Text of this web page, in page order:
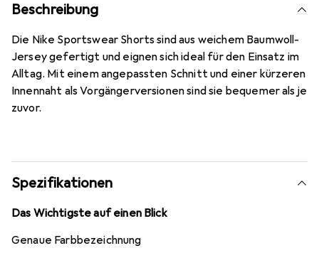
Beschreibung
Die Nike Sportswear Shorts sind aus weichem Baumwoll-
Jersey gefertigt und eignen sich ideal für den Einsatz im
Alltag. Mit einem angepassten Schnitt und einer kürzeren
Innennaht als Vorgängerversionen sind sie bequemer als je
zuvor.
Spezifikationen
Das Wichtigste auf einen Blick
Genaue Farbbezeichnung